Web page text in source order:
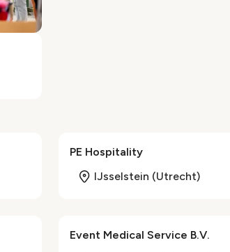
PE Hospitality
IJsselstein (Utrecht)
Event Medical Service B.V.